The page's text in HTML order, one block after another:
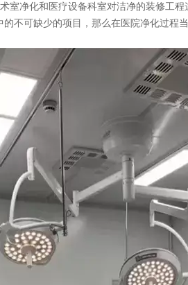
室净化和医疗设备科室对洁净的装修工
不可缺少的项目，那么在医院净化过程